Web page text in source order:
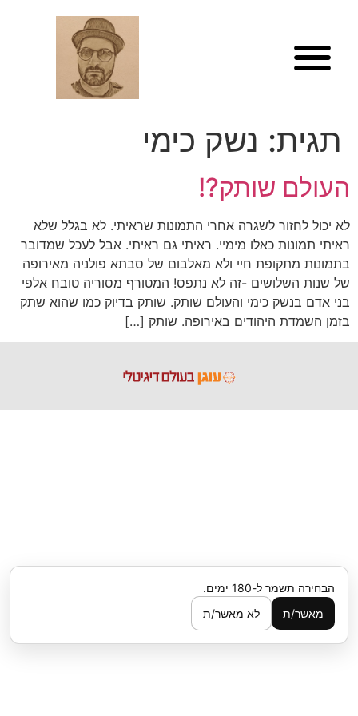
תגית: נשק כימי
העולם שותק?!
לא יכול לחזור לשגרה אחרי התמונות שראיתי. לא בגלל שלא
ראיתי תמונות כאלו מימיי. ראיתי גם ראיתי. אבל לעכל שמדובר
בתמונות מתקופת חיי ולא מאלבום של סבתא פולניה מאירופה
של שנות השלושים -זה לא נתפס! המטורף מסוריה טובח אלפי
בני אדם בנשק כימי והעולם שותק. שותק בדיוק כמו שהוא שתק
בזמן השמדת היהודים באירופה. שותק […]
הבחירה תשמר ל-180 ימים.
מאשר/ת
לא מאשר/ת